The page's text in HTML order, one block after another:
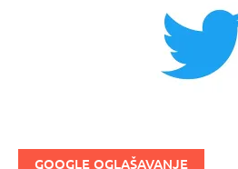
GOOGLE OGLAŠAVANJE